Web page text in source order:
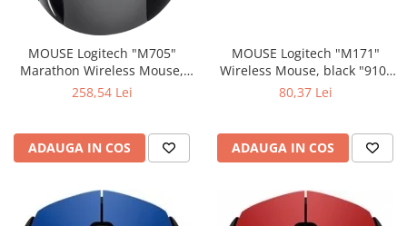
MOUSE Logitech "M705"
Marathon Wireless Mouse,
black "910-001949" (include
258,54 Lei
ADAUGA IN COS
MOUSE Logitech "M171"
Wireless Mouse, black "910-
80,37 Lei
ADAUGA IN COS